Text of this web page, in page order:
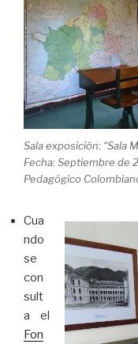
Sala exposición: “Sala
Fecha: Septiembre de
Pedagógico
Cua
ndo
se
con
sult
a el
Fon